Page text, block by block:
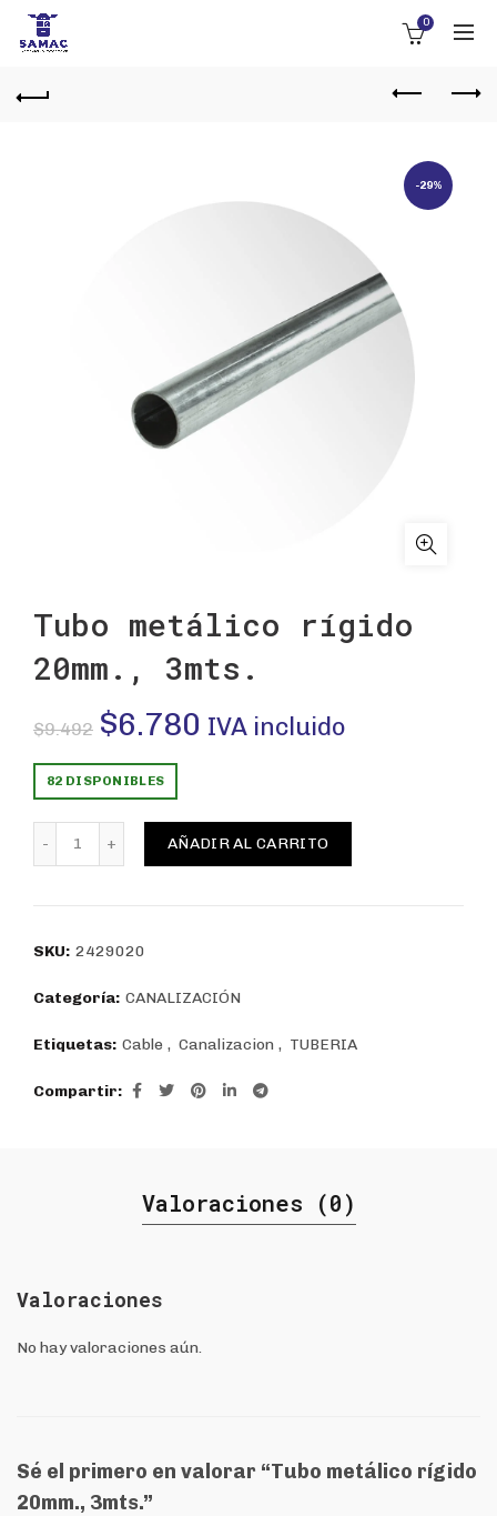
0
-29%
Tubo metálico rígido
20mm., 3mts.
$9.492 El
precio
original
era:
$6.780 El
actual
es:
IVA incluido
82 DISPONIBLES
Tubo metálico rígido 20mm., 3mts. cantidad
AÑADIR AL CARRITO
SKU: 2429020
Categoría: CANALIZACIÓN
Etiquetas: Cable , Canalizacion , TUBERIA
Compartir
Valoraciones (0)
Valoraciones
No hay valoraciones aún.
Sé el primero en valorar “Tubo metálico rígido
20mm., 3mts.”